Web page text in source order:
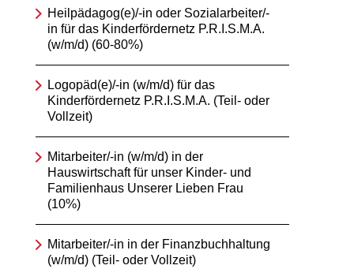
Heilpädagog(e)/-in oder Sozialarbeiter/-
in für das Kinderfördernetz P.R.I.S.M.A.
(w/m/d) (60-80%)
Logopäd(e)/-in (w/m/d) für das
Kinderfördernetz P.R.I.S.M.A. (Teil- oder
Vollzeit)
Mitarbeiter/-in (w/m/d) in der
Hauswirtschaft für unser Kinder- und
Familienhaus Unserer Lieben Frau
(10%)
Mitarbeiter/-in in der Finanzbuchhaltung
(w/m/d) (Teil- oder Vollzeit)